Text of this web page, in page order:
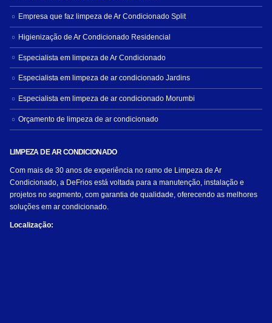
Empresa que faz limpeza de Ar Condicionado Split
Higienização de Ar Condicionado Residencial
Especialista em limpeza de Ar Condicionado
Especialista em limpeza de ar condicionado Jardins
Especialista em limpeza de ar condicionado Morumbi
Orçamento de limpeza de ar condicionado
LIMPEZA DE AR CONDICIONADO
Com mais de 30 anos de experiência no ramo de Limpeza de Ar
Condicionado, a DeFrios está voltada para a manutenção, instalação e
projetos no segmento, com garantia de qualidade, oferecendo as melhores
soluções em ar condicionado.
Localização: